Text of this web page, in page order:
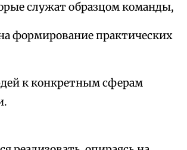
служат образцом команды,
формирование практических
к конкретным сферам